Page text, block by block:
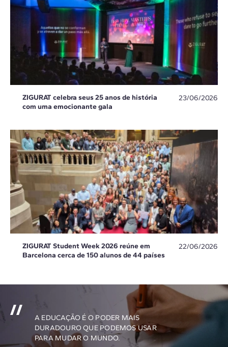
ZIGURAT celebra seus 25 anos de história
com uma emocionante gala
23/06/2026
ZIGURAT Student Week 2026 reúne em
Barcelona cerca de 150 alunos de 44 países
22/06/2026
A EDUCAÇÃO É O PODER MAIS
DURADOURO QUE PODEMOS USAR
PARA MUDAR O MUNDO.